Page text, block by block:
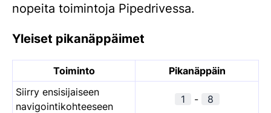
nopeita toimintoja Pipedrivessa.
Yleiset pikanäppäimet
Toiminto
Pikanäppäin
Siirry ensisijaiseen
navigointikohteeseen
1 - 8